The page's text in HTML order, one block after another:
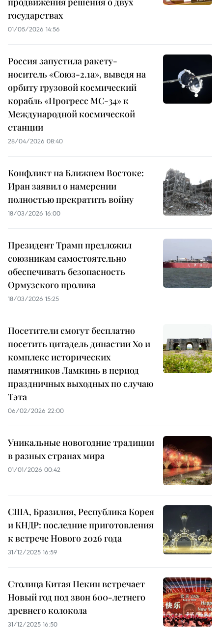
государствах
01/05/2026 14:56
Россия запустила ракету-
носитель «Союз-2.1а», выведя на
орбиту грузовой космический
корабль «Прогресс МС-34» к
Международной космической
станции
28/04/2026 08:40
Конфликт на Ближнем Востоке:
Иран заявил о намерении
полностью прекратить войну
18/03/2026 16:00
Президент Трамп предложил
союзникам самостоятельно
обеспечивать безопасность
Ормузского пролива
18/03/2026 15:25
Посетители смогут бесплатно
посетить цитадель династии Хо и
комплекс исторических
памятников Ламкинь в период
праздничных выходных по случаю
Тэта
06/02/2026 22:00
Уникальные новогодние традиции
в разных странах мира
01/01/2026 00:42
США, Бразилия, Республика Корея
и КНДР: последние приготовления
к встрече Нового 2026 года
31/12/2025 16:59
Столица Китая Пекин встречает
Новый год под звон 600-летнего
древнего колокола
31/12/2025 16:50